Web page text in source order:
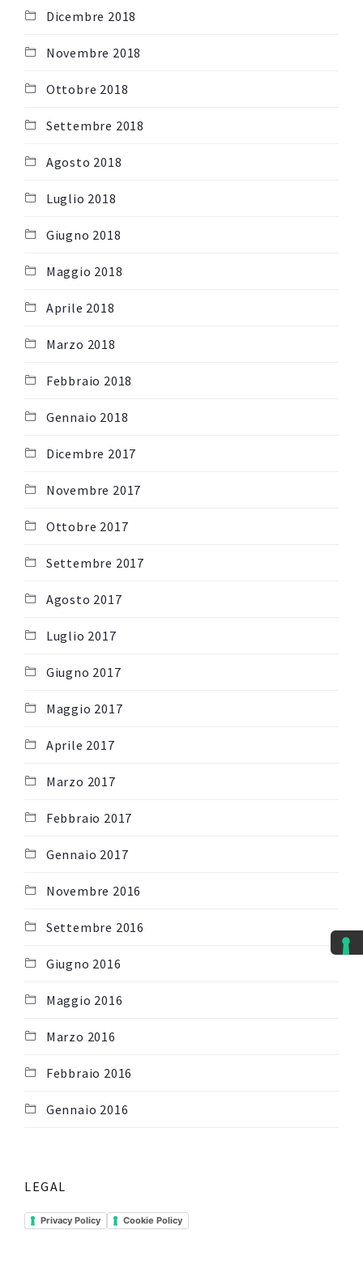
Dicembre 2018
Novembre 2018
Ottobre 2018
Settembre 2018
Agosto 2018
Luglio 2018
Giugno 2018
Maggio 2018
Aprile 2018
Marzo 2018
Febbraio 2018
Gennaio 2018
Dicembre 2017
Novembre 2017
Ottobre 2017
Settembre 2017
Agosto 2017
Luglio 2017
Giugno 2017
Maggio 2017
Aprile 2017
Marzo 2017
Febbraio 2017
Gennaio 2017
Novembre 2016
Settembre 2016
Giugno 2016
Maggio 2016
Marzo 2016
Febbraio 2016
Gennaio 2016
LEGAL
Privacy Policy Cookie Policy